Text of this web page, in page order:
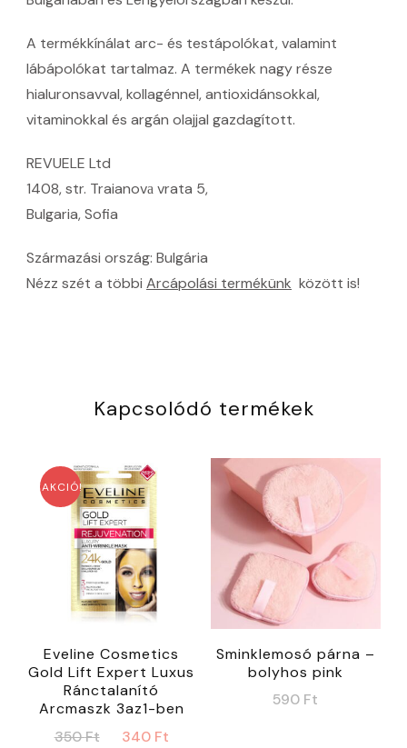
A termékkínálat arc- és testápolókat, valamint
lábápolókat tartalmaz. A termékek nagy része
hialuronsavval, kollagénnel, antioxidánsokkal,
vitaminokkal és argán olajjal gazdagított.
REVUELE Ltd
1408, str. Traianovа vrata 5,
Bulgaria, Sofia
Származási ország: Bulgária
Nézz szét a többi Arcápolási termékünk között is!
Kapcsolódó termékek
AKCIÓ!
Eveline Cosmetics
Gold Lift Expert Luxus
Ránctalanító
Arcmaszk 3az1-ben
350Ft
Original
340 Ft
Sminklemosó párna –
bolyhos pink
590 Ft